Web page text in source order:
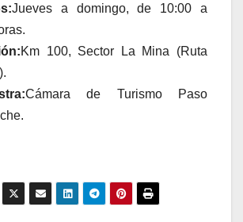
Jueves a domingo, de 10:00 a
Km 100, Sector La Mina (Ruta
Cámara de Turismo Paso